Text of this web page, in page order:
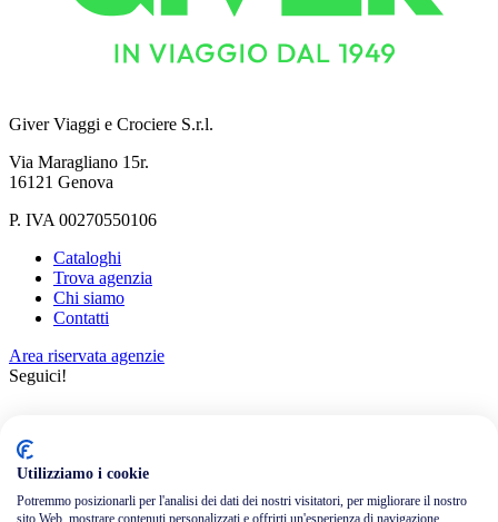
Giver Viaggi e Crociere S.r.l.
Via Maragliano 15r.
16121 Genova
P. IVA 00270550106
Cataloghi
Trova agenzia
Chi siamo
Contatti
Area riservata agenzie
Seguici!
Utilizziamo i cookie
Potremmo posizionarli per l'analisi dei dati dei nostri visitatori, per migliorare il nostro
sito Web, mostrare contenuti personalizzati e offrirti un'esperienza di navigazione